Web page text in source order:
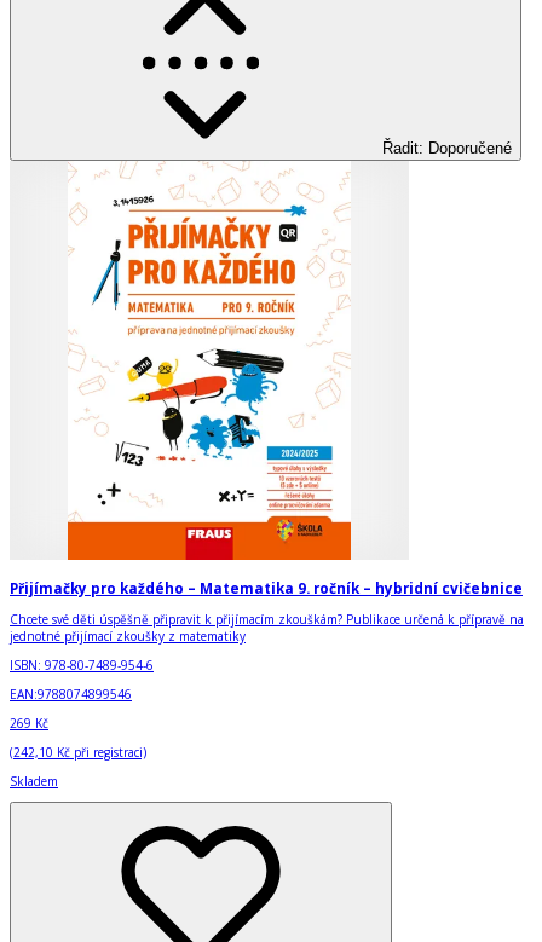
Řadit: Doporučené
Přijímačky pro každého – Matematika 9. ročník – hybridní cvičebnice
Chcete své děti úspěšně připravit k přijímacím zkouškám? Publikace určená k přípravě na
jednotné přijímací zkoušky z matematiky
ISBN: 978-80-7489-954-6
EAN:9788074899546
269 Kč
(242,10 Kč při registraci)
Skladem